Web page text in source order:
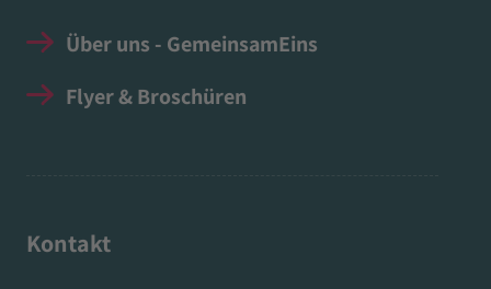
Über uns - GemeinsamEins
Flyer & Broschüren
Kontakt